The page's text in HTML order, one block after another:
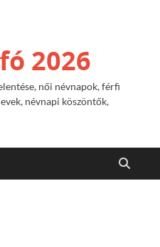
2026
női névnapok, férfi
névnapi köszöntők,